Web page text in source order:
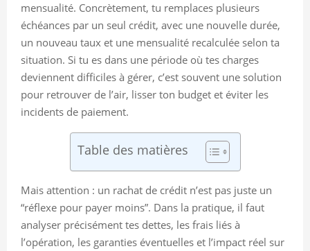
mensualité. Concrètement, tu remplaces plusieurs
échéances par un seul crédit, avec une nouvelle durée,
un nouveau taux et une mensualité recalculée selon ta
situation. Si tu es dans une période où tes charges
deviennent difficiles à gérer, c’est souvent une solution
pour retrouver de l’air, lisser ton budget et éviter les
incidents de paiement.
Table des matières
Mais attention : un rachat de crédit n’est pas juste un
“réflexe pour payer moins”. Dans la pratique, il faut
analyser précisément tes dettes, les frais liés à
l’opération, les garanties éventuelles et l’impact réel sur